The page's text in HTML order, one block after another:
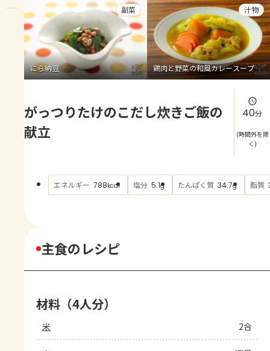
トーク
よくあるお問い合わせ
お買い物
AJINOMOTO PARK とは
にら納豆
副菜
鶏肉と野菜の和風カレースープ
汁物
がっつりたけのこだし炊きご飯の
献立
40分
(時間外を除
く)
エネルギー 788kcal 塩分 5.1g たんぱく質 34.7g 脂質
主食のレシピ
材料（4人分）
米 2合